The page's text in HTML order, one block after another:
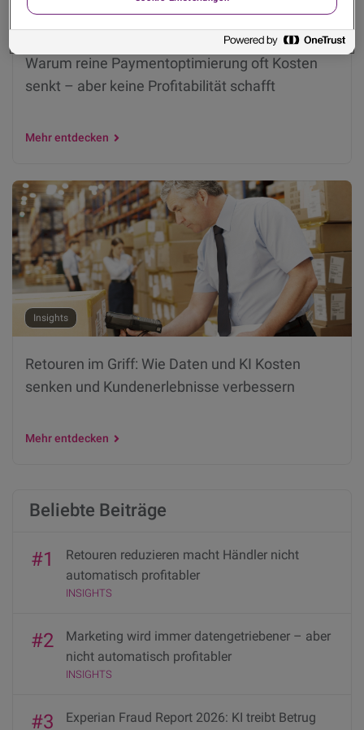
Insights
Warum reine Paymentoptimierung oft Kosten
senkt – aber keine Profitabilität schafft
Mehr entdecken
Insights
Retouren im Griff: Wie Daten und KI Kosten
senken und Kundenerlebnisse verbessern
Mehr entdecken
Beliebte Beiträge
#1
Retouren reduzieren macht Händler nicht
automatisch profitabler
INSIGHTS
#2
Marketing wird immer datengetriebener – aber
nicht automatisch profitabler
INSIGHTS
#3
Experian Fraud Report 2026: KI treibt Betrug